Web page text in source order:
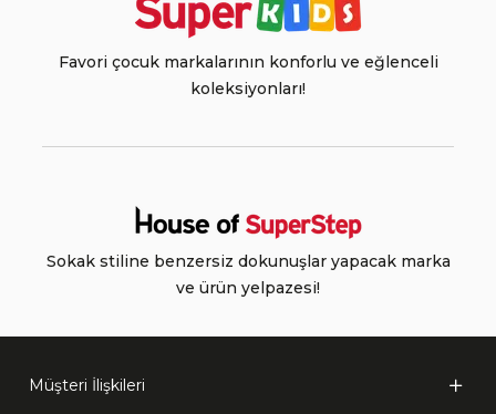
Favori çocuk markalarının konforlu ve eğlenceli
koleksiyonları!
Sokak stiline benzersiz dokunuşlar yapacak marka
ve ürün yelpazesi!
Müşteri İlişkileri